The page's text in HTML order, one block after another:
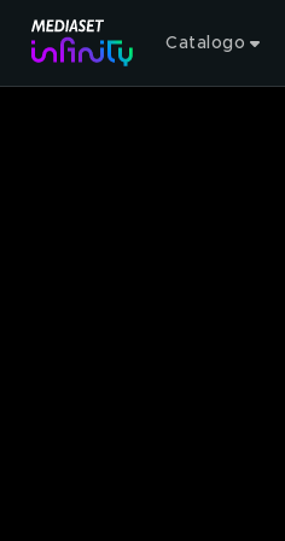
Catalogo